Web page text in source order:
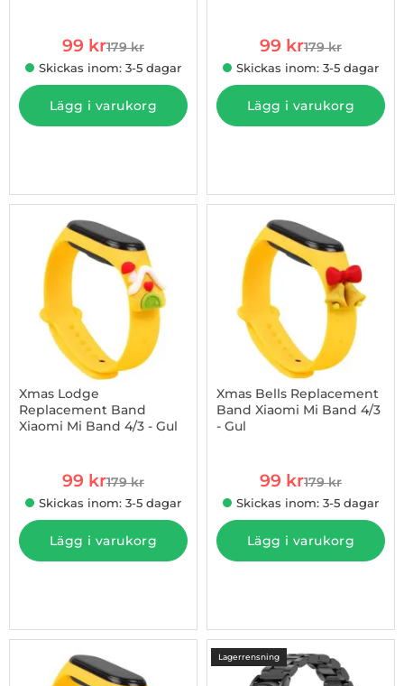
rea pris
99 krtidigare pris
179 kr
Skickas inom: 3-5 dagar
Lägg i varukorg
rea pris
99 krtidigare pris
179 kr
Skickas inom: 3-5 dagar
Lägg i varukorg
-45%
Xmas Lodge
Replacement Band
Xiaomi Mi Band 4/3 - Gul
rea pris
99 krtidigare pris
179 kr
Skickas inom: 3-5 dagar
Lägg i varukorg
Xmas Bells Replacement
Band Xiaomi Mi Band 4/3
- Gul
rea pris
99 krtidigare pris
179 kr
Skickas inom: 3-5 dagar
Lägg i varukorg
-45%
Lagerrensning